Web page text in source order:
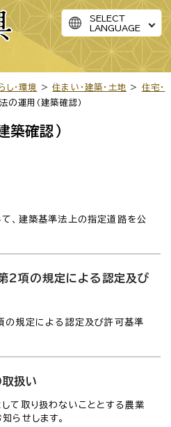
SELECT
LANGUAGE
し・環境 >住まい・建築・土地 > 住宅・
の運用（建築確認）
築確認）
、建築基準法上の指定道路を公
2項の規定による認定及び
規定による認定及び許可基準
扱い
て取り扱わないこととする農業
らせします。